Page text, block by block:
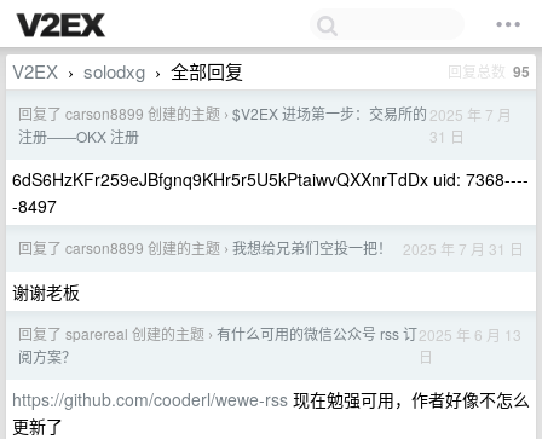
V2EX › solodxg › 全部回复 回复总数 95
回复了 carson8899 创建的主题 › $V2EX 进场第一步：交易所的
注册——OKX 注册
2025 年 7 月
31 日
6dS6HzKFr259eJBfgnq9KHr5r5U5kPtaiwvQXXnrTdDx uid: 7368----
-8497
回复了 carson8899 创建的主题 › 我想给兄弟们空投一把！ 2025 年 7 月 31 日
谢谢老板
回复了 sparereal 创建的主题 › 有什么可用的微信公众号 rss 订
阅方案？
2025 年 6 月 13
日
https://github.com/cooderl/wewe-rss 现在勉强可用，作者好像不怎么
更新了